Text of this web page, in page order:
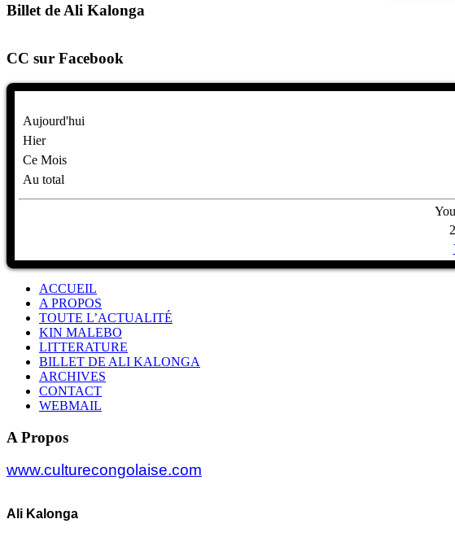
Billet de Ali Kalonga
CC sur Facebook
Aujourd'hui
Hier
Ce Mois
Au total
ACCUEIL
A PROPOS
TOUTE L’ACTUALITÉ
KIN MALEBO
LITTERATURE
BILLET DE ALI KALONGA
ARCHIVES
CONTACT
WEBMAIL
A Propos
www.culturecongolaise.com
Ali Kalonga